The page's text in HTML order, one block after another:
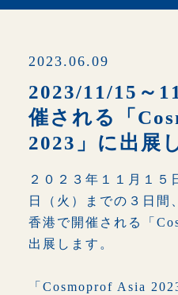
Private
Company
2023.06.09
2023/11/15～
催される「
2023」に出展
２０２３年１１月１５
日（火）までの３日間、
香港で開催される「
出展します。
「Cosmoprof Asia